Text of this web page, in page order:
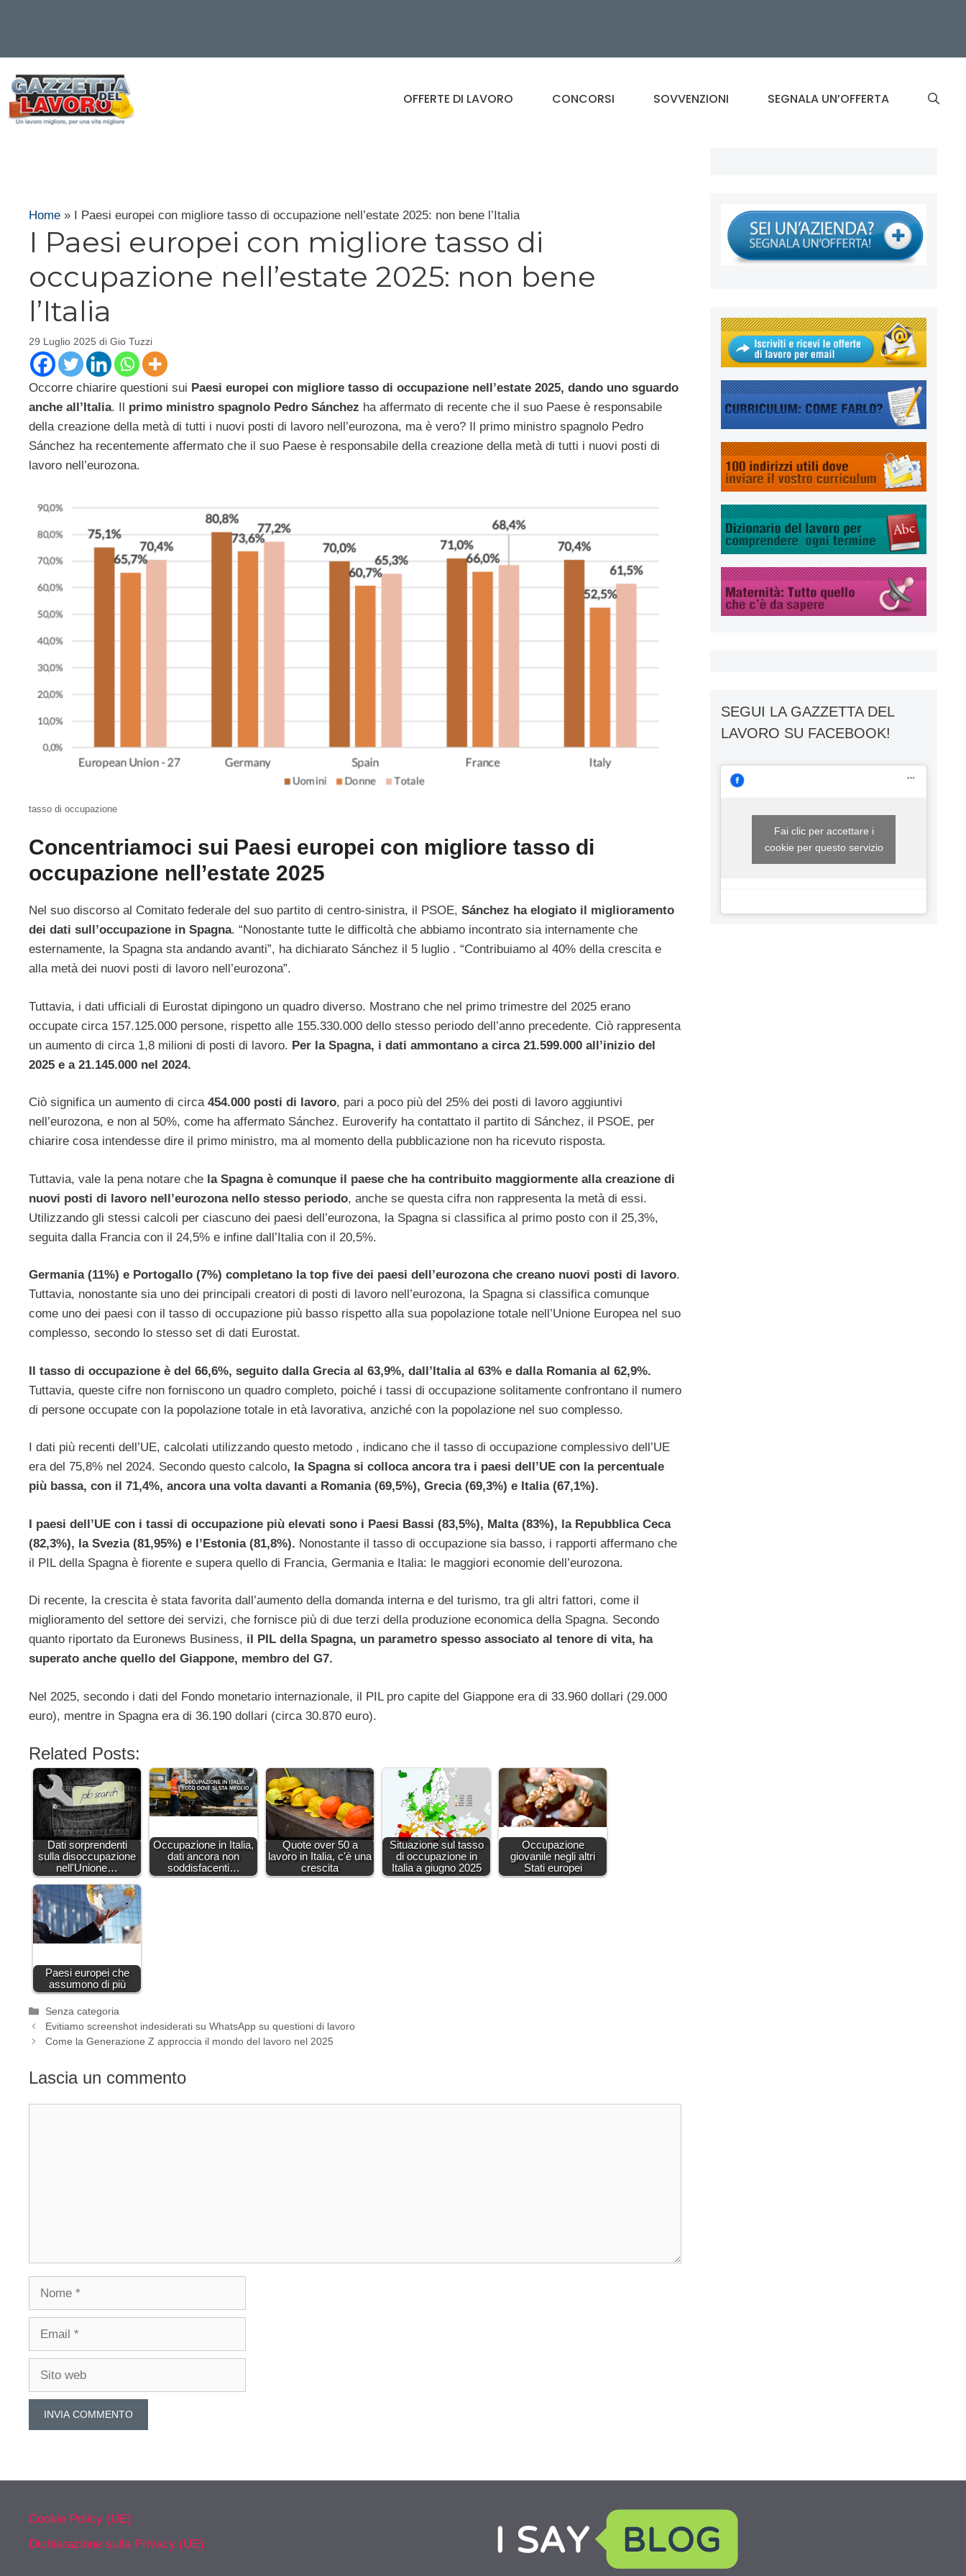
contenuto
OFFERTE DI LAVORO CONCORSI SOVVENZIONI SEGNALA UN’OFFERTA
Home » I Paesi europei con migliore tasso di occupazione nell’estate 2025: non bene l’Italia
I Paesi europei con migliore tasso di
occupazione nell’estate 2025: non bene
l’Italia
29 Luglio 2025 di Gio Tuzzi
Occorre chiarire questioni sui Paesi europei con migliore tasso di occupazione nell’estate 2025, dando uno sguardo
anche all’Italia. Il primo ministro spagnolo Pedro Sánchez ha affermato di recente che il suo Paese è responsabile
della creazione della metà di tutti i nuovi posti di lavoro nell’eurozona, ma è vero? Il primo ministro spagnolo Pedro
Sánchez ha recentemente affermato che il suo Paese è responsabile della creazione della metà di tutti i nuovi posti di
lavoro nell’eurozona.
tasso di occupazione
Concentriamoci sui Paesi europei con migliore tasso di
occupazione nell’estate 2025
Nel suo discorso al Comitato federale del suo partito di centro-sinistra, il PSOE, Sánchez ha elogiato il miglioramento
dei dati sull’occupazione in Spagna. “Nonostante tutte le difficoltà che abbiamo incontrato sia internamente che
esternamente, la Spagna sta andando avanti”, ha dichiarato Sánchez il 5 luglio . “Contribuiamo al 40% della crescita e
alla metà dei nuovi posti di lavoro nell’eurozona”.
Tuttavia, i dati ufficiali di Eurostat dipingono un quadro diverso. Mostrano che nel primo trimestre del 2025 erano
occupate circa 157.125.000 persone, rispetto alle 155.330.000 dello stesso periodo dell’anno precedente. Ciò rappresenta
un aumento di circa 1,8 milioni di posti di lavoro. Per la Spagna, i dati ammontano a circa 21.599.000 all’inizio del
2025 e a 21.145.000 nel 2024.
Ciò significa un aumento di circa454.000 posti di lavoro, pari a poco più del 25% dei posti di lavoro aggiuntivi
nell’eurozona, e non al 50%, come ha affermato Sánchez. Euroverify ha contattato il partito di Sánchez, il PSOE, per
chiarire cosa intendesse dire il primo ministro, ma al momento della pubblicazione non ha ricevuto risposta.
Tuttavia, vale la pena notare che la Spagna è comunque il paese che ha contribuito maggiormente alla creazione di
nuovi posti di lavoro nell’eurozona nello stesso periodo, anche se questa cifra non rappresenta la metà di essi.
Utilizzando gli stessi calcoli per ciascuno dei paesi dell’eurozona, la Spagna si classifica al primo posto con il 25,3%,
seguita dalla Francia con il 24,5% e infine dall’Italia con il 20,5%.
Germania (11%) e Portogallo (7%) completano la top five dei paesi dell’eurozona che creano nuovi posti di lavoro.
Tuttavia, nonostante sia uno dei principali creatori di posti di lavoro nell’eurozona, la Spagna si classifica comunque
come uno dei paesi con il tasso di occupazione più basso rispetto alla sua popolazione totale nell’Unione Europea nel suo
complesso, secondo lo stesso set di dati Eurostat.
Il tasso di occupazione è del 66,6%, seguito dalla Grecia al 63,9%, dall’Italia al 63% e dalla Romania al 62,9%.
Tuttavia, queste cifre non forniscono un quadro completo, poiché i tassi di occupazione solitamente confrontano il numero
di persone occupate con la popolazione totale in età lavorativa, anziché con la popolazione nel suo complesso.
I dati più recenti dell’UE, calcolati utilizzando questo metodo , indicano che il tasso di occupazione complessivo dell’UE
era del 75,8% nel 2024. Secondo questo calcolo, la Spagna si colloca ancora tra i paesi dell’UE con la percentuale
più bassa, con il 71,4%, ancora una volta davanti a Romania (69,5%), Grecia (69,3%) e Italia (67,1%).
I paesi dell’UE con i tassi di occupazione più elevati sono i Paesi Bassi (83,5%), Malta (83%), la Repubblica Ceca
(82,3%), la Svezia (81,95%) e l’Estonia (81,8%). Nonostante il tasso di occupazione sia basso, i rapporti affermano che
il PIL della Spagna è fiorente e supera quello di Francia, Germania e Italia: le maggiori economie dell’eurozona.
Di recente, la crescita è stata favorita dall’aumento della domanda interna e del turismo, tra gli altri fattori, come il
miglioramento del settore dei servizi, che fornisce più di due terzi della produzione economica della Spagna. Secondo
quanto riportato da Euronews Business, il PIL della Spagna, un parametro spesso associato al tenore di vita, ha
superato anche quello del Giappone, membro del G7.
Nel 2025, secondo i dati del Fondo monetario internazionale, il PIL pro capite del Giappone era di 33.960 dollari (29.000
euro), mentre in Spagna era di 36.190 dollari (circa 30.870 euro).
Related Posts:
Dati sorprendenti
sulla disoccupazione
nell'Unione…
Occupazione in Italia,
dati ancora non
soddisfacenti…
Quote over 50 a
lavoro in Italia, c'è una
crescita
Situazione sul tasso
di occupazione in
Italia a giugno 2025
Occupazione
giovanile negli altri
Stati europei
Paesi europei che
assumono di più
Categorie
Senza categoria
Evitiamo screenshot indesiderati su WhatsApp su questioni di lavoro
Come la Generazione Z approccia il mondo del lavoro nel 2025
Lascia un commento
Nome
Email
Sito
SEGUI LA GAZZETTA DEL
LAVORO SU FACEBOOK!
Fai clic per accettare i
cookie per questo servizio
Cookie Policy (UE)
Dichiarazione sulla Privacy (UE)